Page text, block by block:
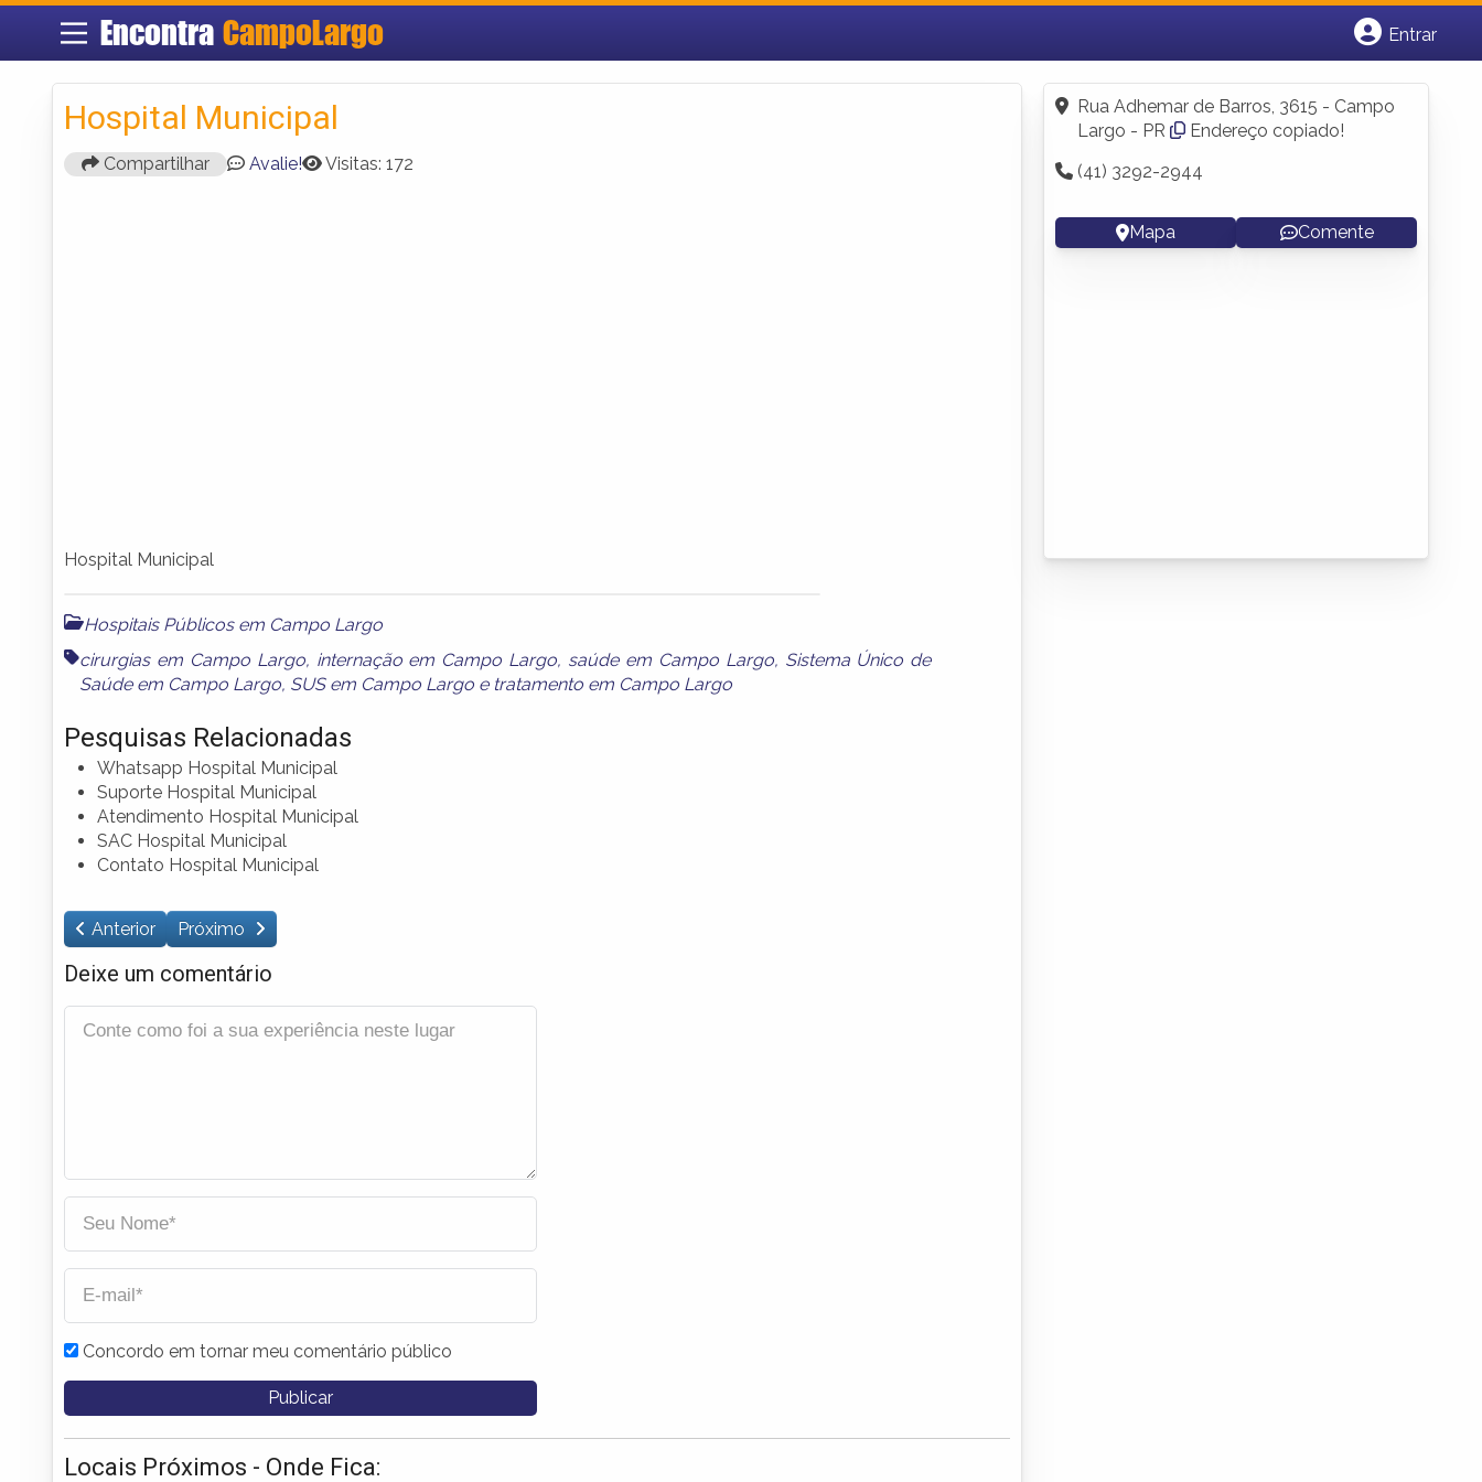
Encontra CampoLargo
Entrar
Fazer login
Criar conta
Hospital Municipal
Compartilhar Avalie! Visitas: 172
Hospital Municipal
Hospitais Públicos em Campo Largo
cirurgias em Campo Largo, internação em Campo Largo, saúde em Campo Largo, Sistema Único de
Saúde em Campo Largo, SUS em Campo Largo e tratamento em Campo Largo
Pesquisas Relacionadas
Whatsapp Hospital Municipal
Suporte Hospital Municipal
Atendimento Hospital Municipal
SAC Hospital Municipal
Contato Hospital Municipal
Anterior Próximo
Deixe um comentário
Concordo em tornar meu comentário público
Locais Próximos - Onde Fica:
Rua Adhemar de Barros, 3615 - Campo
Largo - PR
Endereço copiado!
(41) 3292-2944
Mapa Comente